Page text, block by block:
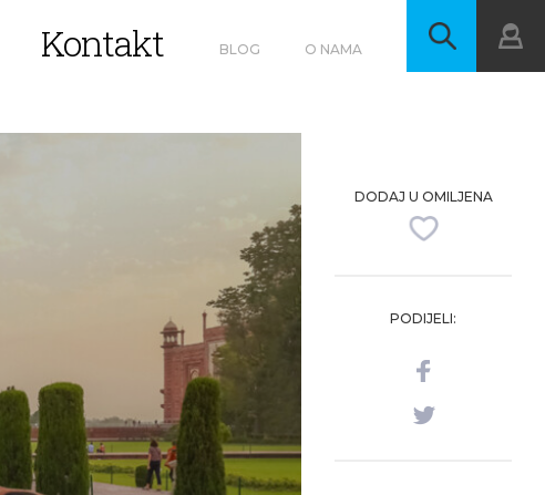
Kontakt BLOG O NAMA
DODAJ U OMILJENA
PODIJELI: